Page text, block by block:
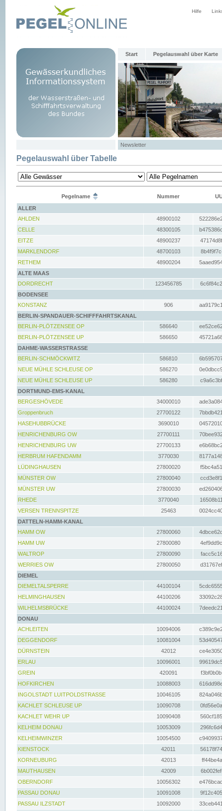
Hilfe
Start Pegelauswahl über Karte
Newsletter
Pegelauswahl über Tabelle
Pegelname Nummer
ALLER
AHLDEN
48900102
CELLE
48300105
EITZE
48900237
MARKLENDORF
48700103
RETHEM
48900204
ALTE MAAS
DORDRECHT
123456785
BODENSEE
KONSTANZ
906
BERLIN-SPANDAUER-SCHIFFFAHRTSKANAL
BERLIN-PLÖTZENSEE OP
586640
BERLIN-PLÖTZENSEE UP
586650
DAHME-WASSERSTRASSE
BERLIN-SCHMÖCKWITZ
586810
NEUE MÜHLE SCHLEUSE OP
586270
NEUE MÜHLE SCHLEUSE UP
586280
DORTMUND-EMS-KANAL
BERGESHÖVEDE
34000010
Groppenbruch
27700122
HASEHUBBRÜCKE
3690010
HENRICHENBURG OW
27700111
HENRICHENBURG UW
27700133
HERBRUM HAFENDAMM
3770030
LÜDINGHAUSEN
27800020
MÜNSTER OW
27800040
MÜNSTER UW
27800030
RHEDE
3770040
VERSEN TRENNSPITZE
25463
DATTELN-HAMM-KANAL
HAMM OW
27800060
HAMM UW
27800080
WALTROP
27800090
WERRIES OW
27800050
DIEMEL
DIEMELTALSPERRE
44100104
HELMINGHAUSEN
44100206
WILHELMSBRÜCKE
44100024
DONAU
ACHLEITEN
10094006
DEGGENDORF
10081004
DÜRNSTEIN
42012
ERLAU
10096001
GREIN
420091
HOFKIRCHEN
10088003
INGOLSTADT LUITPOLDSTRASSE
10046105
KACHLET SCHLEUSE UP
10090708
KACHLET WEHR UP
10090408
KELHEIM DONAU
10053009
KELHEIMWINZER
10054500
KIENSTOCK
42011
KORNEUBURG
42013
MAUTHAUSEN
42009
OBERNDORF
10056302
PASSAU DONAU
10091008
PASSAU ILZSTADT
10092000